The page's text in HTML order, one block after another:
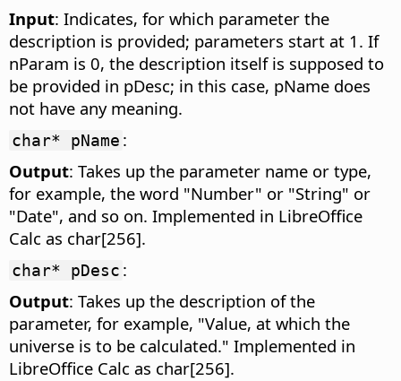
Input: Indicates, for which parameter the
description is provided; parameters start at 1. If
nParam is 0, the description itself is supposed to
be provided in pDesc; in this case, pName does
not have any meaning.
char* pName :
Output: Takes up the parameter name or type,
for example, the word "Number" or "String" or
"Date", and so on. Implemented in LibreOffice
Calc as char[256].
char* pDesc :
Output: Takes up the description of the
parameter, for example, "Value, at which the
universe is to be calculated." Implemented in
LibreOffice Calc as char[256].